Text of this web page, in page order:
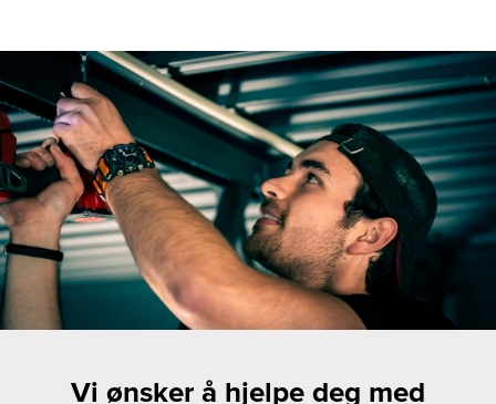
Vi ønsker å hjelpe deg med